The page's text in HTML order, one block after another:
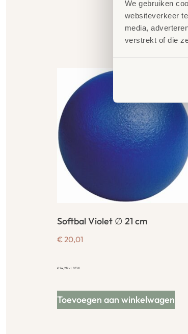
We gebruiken
websiteverkeer
media,
verstrekt of die
Softbal Violet ∅ 21 cm
€ 20,01
€24,21incl. BTW
Toevoegen aan winkelwagen